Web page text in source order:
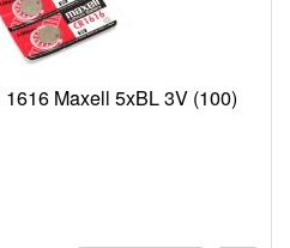
Maxell 5xBL 3V (100)